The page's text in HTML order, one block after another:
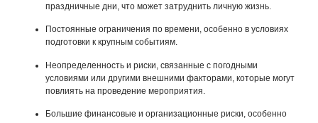
праздничные дни, что может затруднить личную жизнь.
Постоянные ограничения по времени, особенно в условиях
подготовки к крупным событиям.
Неопределенность и риски, связанные с погодными
условиями или другими внешними факторами, которые могут
повлиять на проведение мероприятия.
Большие финансовые и организационные риски, особенно